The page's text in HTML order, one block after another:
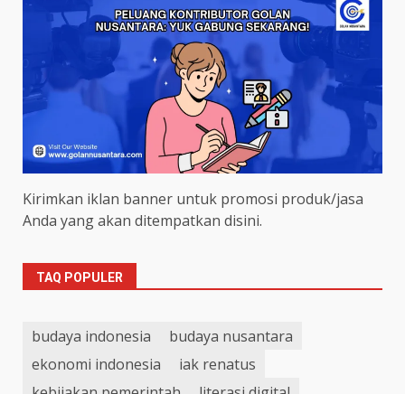
Kirimkan iklan banner untuk promosi produk/jasa
Anda yang akan ditempatkan disini.
TAQ POPULER
budaya indonesia
budaya nusantara
ekonomi indonesia
iak renatus